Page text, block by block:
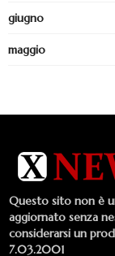
giugno
maggio
Questo sito non è
aggiornato senza
considerarsi un
7.03.2001